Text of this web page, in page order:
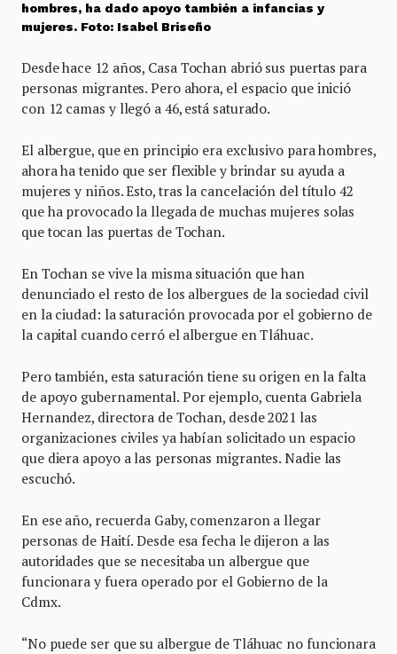
hombres, ha dado apoyo también a infancias y
mujeres. Foto: Isabel Briseño
Desde hace 12 años, Casa Tochan abrió sus puertas para
personas migrantes. Pero ahora, el espacio que inició
con 12 camas y llegó a 46, está saturado.
El albergue, que en principio era exclusivo para hombres,
ahora ha tenido que ser flexible y brindar su ayuda a
mujeres y niños. Esto, tras la cancelación del título 42
que ha provocado la llegada de muchas mujeres solas
que tocan las puertas de Tochan.
En Tochan se vive la misma situación que han
denunciado el resto de los albergues de la sociedad civil
en la ciudad: la saturación provocada por el gobierno de
la capital cuando cerró el albergue en Tláhuac.
Pero también, esta saturación tiene su origen en la falta
de apoyo gubernamental. Por ejemplo, cuenta Gabriela
Hernandez, directora de Tochan, desde 2021 las
organizaciones civiles ya habían solicitado un espacio
que diera apoyo a las personas migrantes. Nadie las
escuchó.
En ese año, recuerda Gaby, comenzaron a llegar
personas de Haití. Desde esa fecha le dijeron a las
autoridades que se necesitaba un albergue que
funcionara y fuera operado por el Gobierno de la
Cdmx.
“No puede ser que su albergue de Tláhuac no funcionara